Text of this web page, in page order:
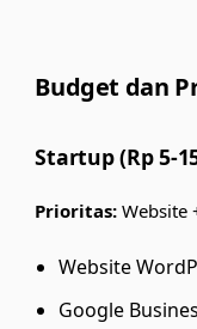
Budget dan
Startup (Rp 5-
Prioritas: Website
Website
Google